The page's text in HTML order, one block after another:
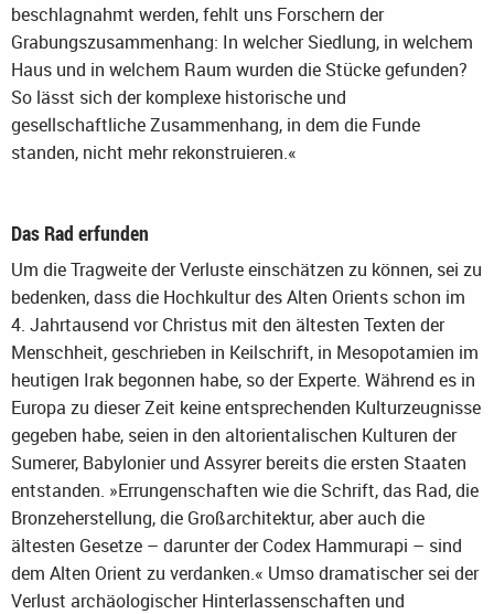
beschlagnahmt werden, fehlt uns Forschern der
Grabungszusammenhang: In welcher Siedlung, in welchem
Haus und in welchem Raum wurden die Stücke gefunden?
So lässt sich der komplexe historische und
gesellschaftliche Zusammenhang, in dem die Funde
standen, nicht mehr rekonstruieren.«
Das Rad erfunden
Um die Tragweite der Verluste einschätzen zu können, sei zu
bedenken, dass die Hochkultur des Alten Orients schon im
4. Jahrtausend vor Christus mit den ältesten Texten der
Menschheit, geschrieben in Keilschrift, in Mesopotamien im
heutigen Irak begonnen habe, so der Experte. Während es in
Europa zu dieser Zeit keine entsprechenden Kulturzeugnisse
gegeben habe, seien in den altorientalischen Kulturen der
Sumerer, Babylonier und Assyrer bereits die ersten Staaten
entstanden. »Errungenschaften wie die Schrift, das Rad, die
Bronzeherstellung, die Großarchitektur, aber auch die
ältesten Gesetze – darunter der Codex Hammurapi – sind
dem Alten Orient zu verdanken.« Umso dramatischer sei der
Verlust archäologischer Hinterlassenschaften und